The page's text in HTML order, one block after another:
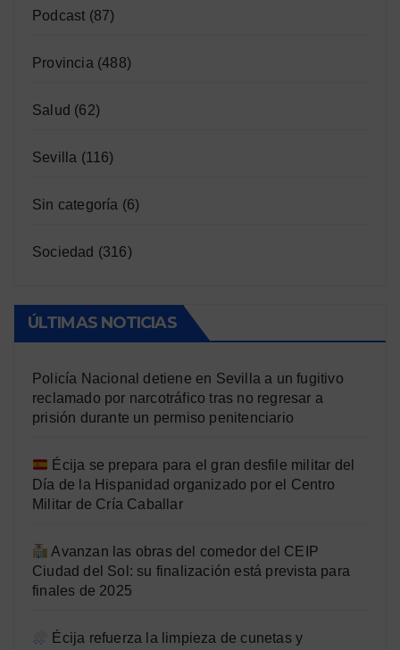
Podcast (87)
Provincia (488)
Salud (62)
Sevilla (116)
Sin categoría (6)
Sociedad (316)
ÚLTIMAS NOTICIAS
Policía Nacional detiene en Sevilla a un fugitivo
reclamado por narcotráfico tras no regresar a
prisión durante un permiso penitenciario
Écija se prepara para el gran desfile militar del
Día de la Hispanidad organizado por el Centro
Militar de Cría Caballar
Avanzan las obras del comedor del CEIP
Ciudad del Sol: su finalización está prevista para
finales de 2025
Écija refuerza la limpieza de cunetas y